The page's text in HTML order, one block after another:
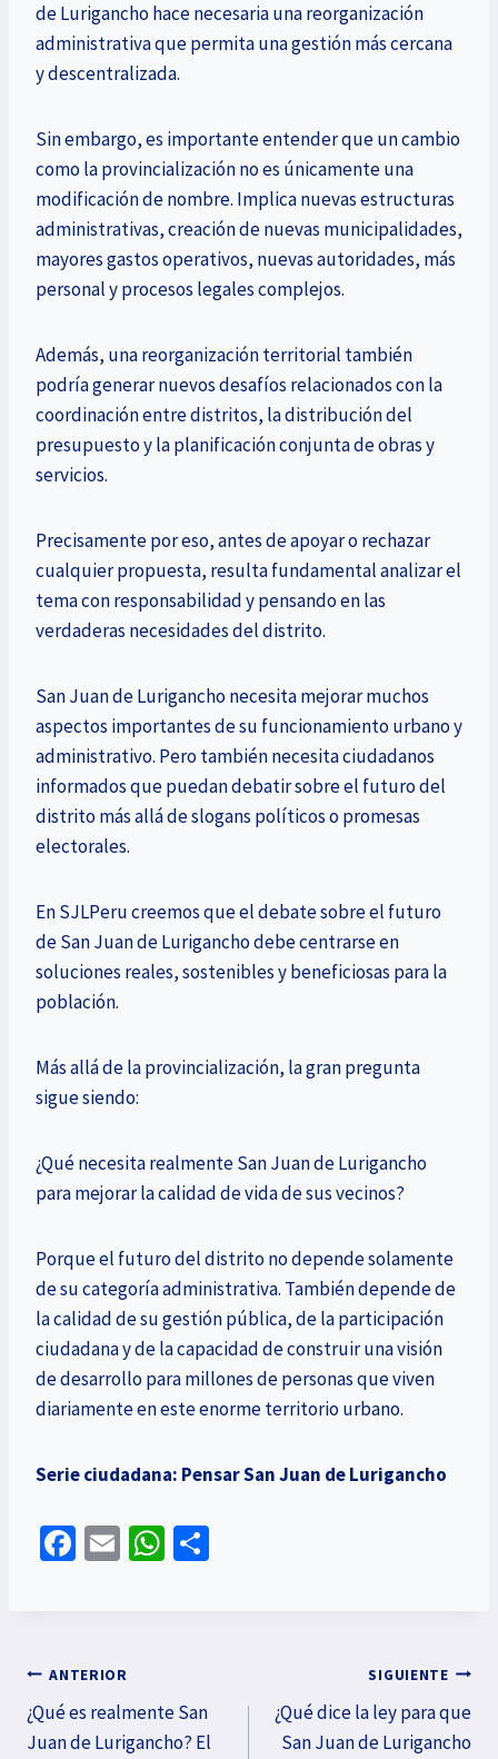
de Lurigancho hace necesaria una reorganización
administrativa que permita una gestión más cercana
y descentralizada.
Sin embargo, es importante entender que un cambio
como la provincialización no es únicamente una
modificación de nombre. Implica nuevas estructuras
administrativas, creación de nuevas municipalidades,
mayores gastos operativos, nuevas autoridades, más
personal y procesos legales complejos.
Además, una reorganización territorial también
podría generar nuevos desafíos relacionados con la
coordinación entre distritos, la distribución del
presupuesto y la planificación conjunta de obras y
servicios.
Precisamente por eso, antes de apoyar o rechazar
cualquier propuesta, resulta fundamental analizar el
tema con responsabilidad y pensando en las
verdaderas necesidades del distrito.
San Juan de Lurigancho necesita mejorar muchos
aspectos importantes de su funcionamiento urbano y
administrativo. Pero también necesita ciudadanos
informados que puedan debatir sobre el futuro del
distrito más allá de slogans políticos o promesas
electorales.
En SJLPeru creemos que el debate sobre el futuro
de San Juan de Lurigancho debe centrarse en
soluciones reales, sostenibles y beneficiosas para la
población.
Más allá de la provincialización, la gran pregunta
sigue siendo:
¿Qué necesita realmente San Juan de Lurigancho
para mejorar la calidad de vida de sus vecinos?
Porque el futuro del distrito no depende solamente
de su categoría administrativa. También depende de
la calidad de su gestión pública, de la participación
ciudadana y de la capacidad de construir una visión
de desarrollo para millones de personas que viven
diariamente en este enorme territorio urbano.
Serie ciudadana: Pensar San Juan de Lurigancho
Fa
o
k
E
W
p
ANTERIOR
¿Qué es realmente San
Juan de Lurigancho? El
SIGUIENTE
¿Qué dice la ley para que
San Juan de Lurigancho